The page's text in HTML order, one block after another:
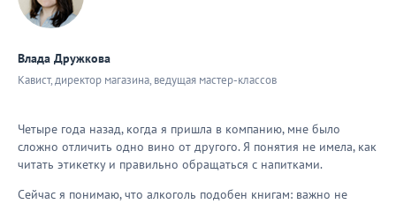
Влада Дружкова
Кавист, директор магазина, ведущая мастер-классов
Четыре года назад, когда я пришла в компанию, мне было
сложно отличить одно вино от другого. Я понятия не имела, как
читать этикетку и правильно обращаться с напитками.
Сейчас я понимаю, что алкоголь подобен книгам: важно не